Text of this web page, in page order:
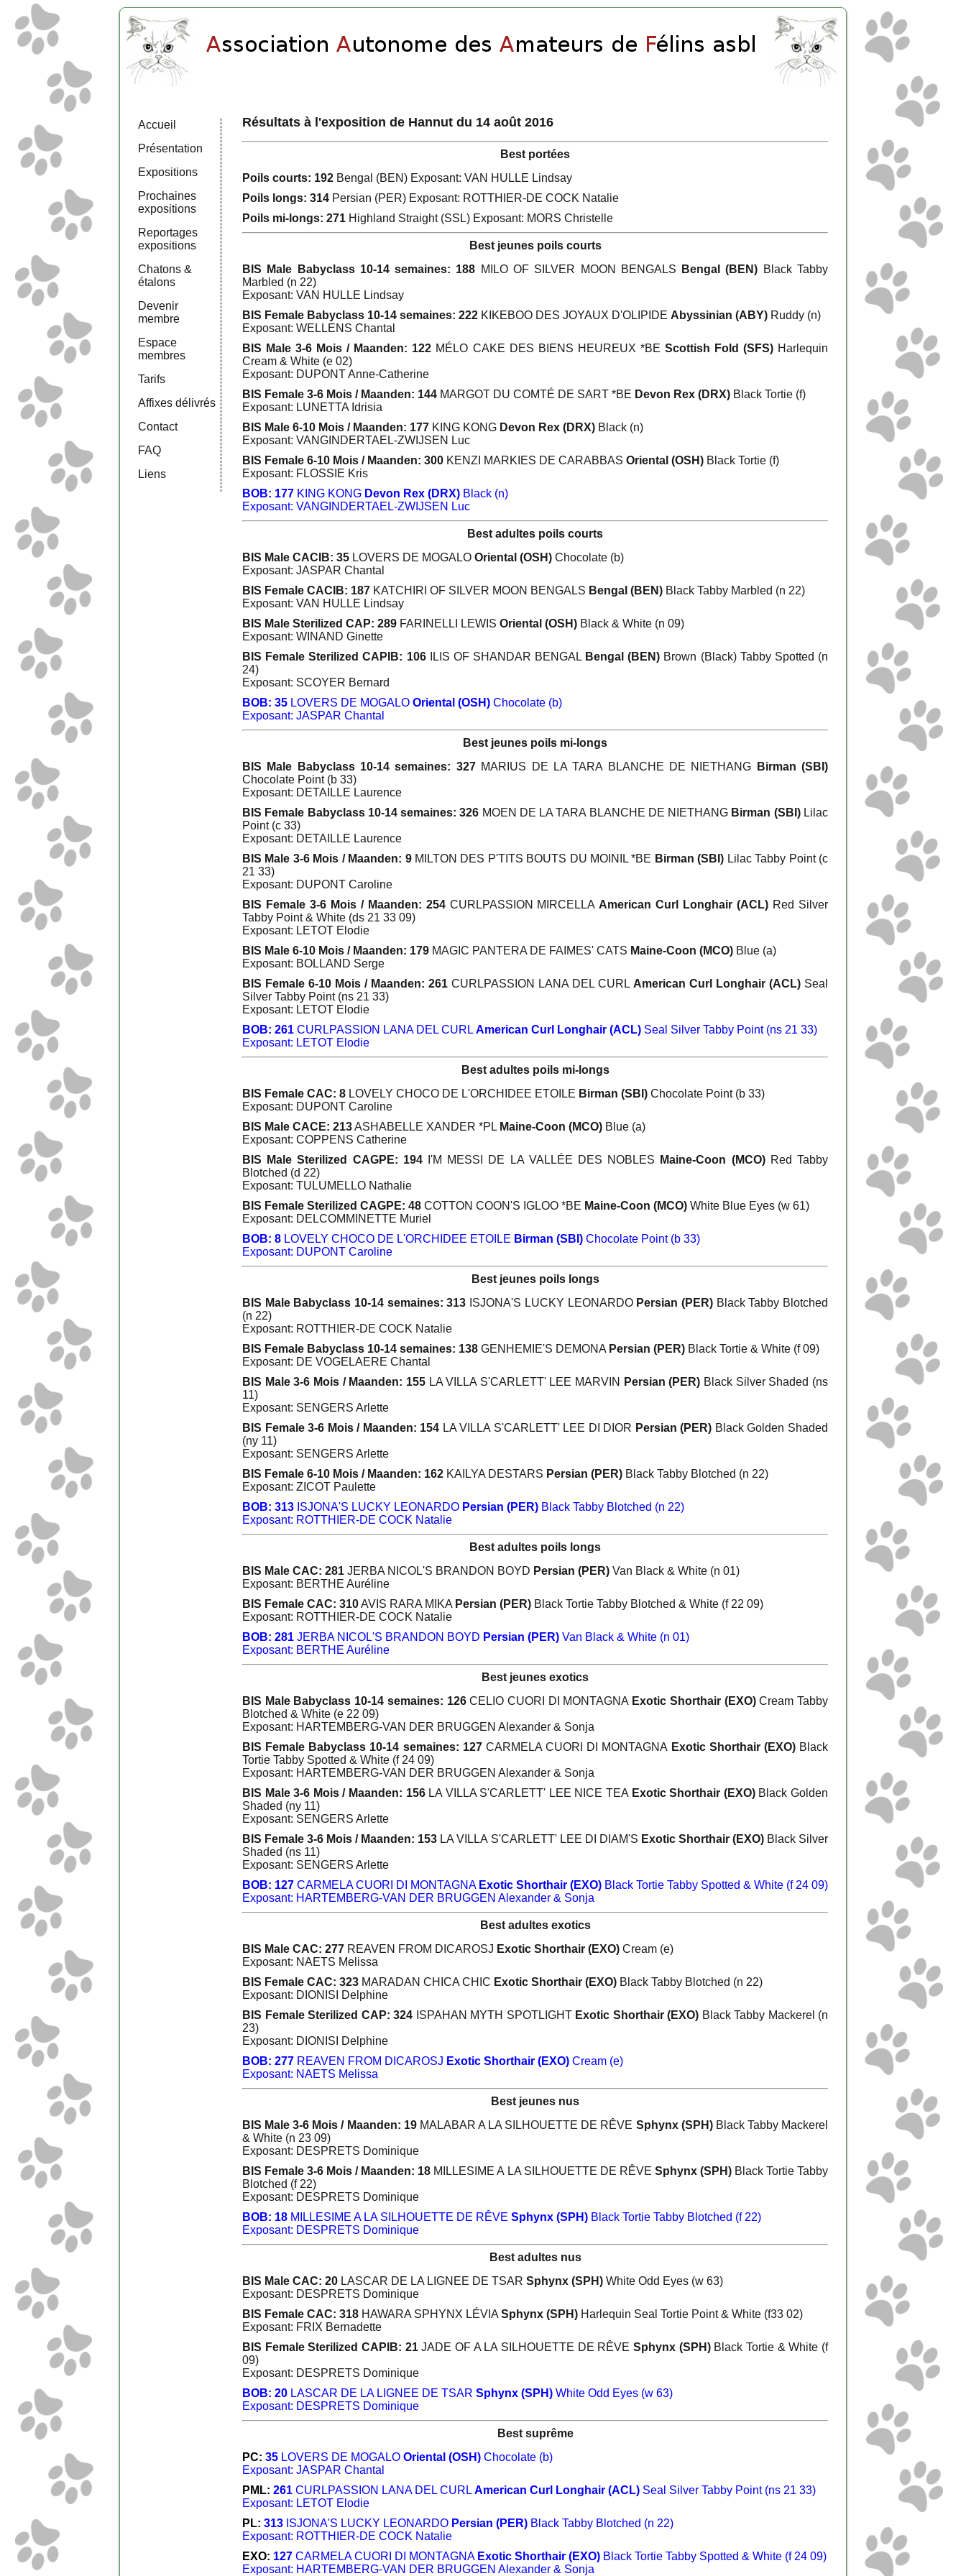
Accueil
Présentation
Expositions
Prochaines
expositions
Reportages
expositions
Chatons &
étalons
Devenir
membre
Espace
membres
Tarifs
Affixes délivrés
Contact
FAQ
Liens
Résultats à l'exposition de Hannut du 14 août 2016
Best portées
Poils courts: 192 Bengal (BEN) Exposant: VAN HULLE Lindsay
Poils longs: 314 Persian (PER) Exposant: ROTTHIER-DE COCK Natalie
Poils mi-longs: 271 Highland Straight (SSL) Exposant: MORS Christelle
Best jeunes poils courts
BIS Male Babyclass 10-14 semaines: 188 MILO OF SILVER MOON BENGALS Bengal (BEN) Black Tabby
Marbled (n 22)
Exposant: VAN HULLE Lindsay
BIS Female Babyclass 10-14 semaines: 222 KIKEBOO DES JOYAUX D'OLIPIDE Abyssinian (ABY) Ruddy (n)
Exposant: WELLENS Chantal
BIS Male 3-6 Mois / Maanden: 122 MÉLO CAKE DES BIENS HEUREUX *BE Scottish Fold (SFS)Harlequin
Cream & White (e 02)
Exposant: DUPONT Anne-Catherine
BIS Female 3-6 Mois / Maanden: 144 MARGOT DU COMTÉ DE SART *BE Devon Rex (DRX) Black Tortie (f)
Exposant: LUNETTA Idrisia
BIS Male 6-10 Mois / Maanden: 177 KING KONG Devon Rex (DRX) Black (n)
Exposant: VANGINDERTAEL-ZWIJSEN Luc
BIS Female 6-10 Mois / Maanden: 300 KENZI MARKIES DE CARABBAS Oriental (OSH) Black Tortie (f)
Exposant: FLOSSIE Kris
BOB: 177 KING KONG Devon Rex (DRX) Black (n)
Exposant: VANGINDERTAEL-ZWIJSEN Luc
Best adultes poils courts
BIS Male CACIB: 35 LOVERS DE MOGALO Oriental (OSH) Chocolate (b)
Exposant: JASPAR Chantal
BIS Female CACIB: 187 KATCHIRI OF SILVER MOON BENGALS Bengal (BEN) Black Tabby Marbled (n 22)
Exposant: VAN HULLE Lindsay
BIS Male Sterilized CAP: 289 FARINELLI LEWIS Oriental (OSH) Black & White (n 09)
Exposant: WINAND Ginette
BIS Female Sterilized CAPIB: 106ILIS OF SHANDAR BENGAL Bengal (BEN) Brown (Black) Tabby Spotted (n
24)
Exposant: SCOYER Bernard
BOB: 35 LOVERS DE MOGALO Oriental (OSH) Chocolate (b)
Exposant: JASPAR Chantal
Best jeunes poils mi-longs
BIS Male Babyclass 10-14 semaines: 327MARIUS DE LA TARA BLANCHE DE NIETHANG
Birman (SBI)
Chocolate Point (b 33)
Exposant: DETAILLE Laurence
BIS Female Babyclass 10-14 semaines: 326 MOEN DE LA TARA BLANCHE DE NIETHANG Birman (SBI)Lilac
Point (c 33)
Exposant: DETAILLE Laurence
BIS Male 3-6 Mois / Maanden: 9MILTON DES P'TITS BOUTS DU MOINIL *BE Birman (SBI) Lilac Tabby Point (c
21 33)
Exposant: DUPONT Caroline
BIS Female 3-6 Mois / Maanden: 254CURLPASSION MIRCELLA American Curl Longhair (ACL) Red Silver
Tabby Point & White (ds 21 33 09)
Exposant: LETOT Elodie
BIS Male 6-10 Mois / Maanden: 179 MAGIC PANTERA DE FAIMES' CATS Maine-Coon (MCO) Blue (a)
Exposant: BOLLAND Serge
BIS Female 6-10 Mois / Maanden: 261 CURLPASSION LANA DEL CURL American Curl Longhair (ACL) Seal
Silver Tabby Point (ns 21 33)
Exposant: LETOT Elodie
BOB: 261 CURLPASSION LANA DEL CURL American Curl Longhair (ACL) Seal Silver Tabby Point (ns 21 33)
Exposant: LETOT Elodie
Best adultes poils mi-longs
BIS Female CAC: 8 LOVELY CHOCO DE L'ORCHIDEE ETOILE Birman (SBI) Chocolate Point (b 33)
Exposant: DUPONT Caroline
BIS Male CACE: 213ASHABELLE XANDER *PL Maine-Coon (MCO) Blue (a)
Exposant: COPPENS Catherine
BIS Male Sterilized CAGPE: 194I'M MESSI DE LA VALLÉE DES NOBLES Maine-Coon (MCO)Red Tabby
Blotched (d 22)
Exposant: TULUMELLO Nathalie
BIS Female Sterilized CAGPE: 48 COTTON COON'S IGLOO *BE Maine-Coon (MCO) White Blue Eyes (w 61)
Exposant: DELCOMMINETTE Muriel
BOB: 8 LOVELY CHOCO DE L'ORCHIDEE ETOILE Birman (SBI) Chocolate Point (b 33)
Exposant: DUPONT Caroline
Best jeunes poils longs
BIS Male Babyclass 10-14 semaines: 313 ISJONA'S LUCKY LEONARDO Persian (PER)Black Tabby Blotched
(n 22)
Exposant: ROTTHIER-DE COCK Natalie
BIS Female Babyclass 10-14 semaines: 138 GENHEMIE'S DEMONA Persian (PER) Black Tortie & White (f 09)
Exposant: DE VOGELAERE Chantal
BIS Male 3-6 Mois / Maanden: 155LA VILLA S'CARLETT' LEE MARVIN Persian (PER) Black Silver Shaded (ns
11)
Exposant: SENGERS Arlette
BIS Female 3-6 Mois / Maanden: 154 LA VILLA S'CARLETT' LEE DI DIOR Persian (PER) Black Golden Shaded
(ny 11)
Exposant: SENGERS Arlette
BIS Female 6-10 Mois / Maanden: 162 KAILYA DESTARS Persian (PER) Black Tabby Blotched (n 22)
Exposant: ZICOT Paulette
BOB: 313 ISJONA'S LUCKY LEONARDO Persian (PER) Black Tabby Blotched (n 22)
Exposant: ROTTHIER-DE COCK Natalie
Best adultes poils longs
BIS Male CAC: 281 JERBA NICOL'S BRANDON BOYD Persian (PER) Van Black & White (n 01)
Exposant: BERTHE Auréline
BIS Female CAC: 310AVIS RARA MIKA Persian (PER) Black Tortie Tabby Blotched & White (f 22 09)
Exposant: ROTTHIER-DE COCK Natalie
BOB: 281 JERBA NICOL'S BRANDON BOYD Persian (PER) Van Black & White (n 01)
Exposant: BERTHE Auréline
Best jeunes exotics
BIS Male Babyclass 10-14 semaines: 126CELIO CUORI DI MONTAGNA Exotic Shorthair (EXO)Cream Tabby
Blotched & White (e 22 09)
Exposant: HARTEMBERG-VAN DER BRUGGEN Alexander & Sonja
BIS Female Babyclass 10-14 semaines: 127CARMELA CUORI DI MONTAGNA Exotic Shorthair (EXO)Black
Tortie Tabby Spotted & White (f 24 09)
Exposant: HARTEMBERG-VAN DER BRUGGEN Alexander & Sonja
BIS Male 3-6 Mois / Maanden: 156LA VILLA S'CARLETT' LEE NICE TEA Exotic Shorthair (EXO)Black Golden
Shaded (ny 11)
Exposant: SENGERS Arlette
BIS Female 3-6 Mois / Maanden: 153 LA VILLA S'CARLETT' LEE DI DIAM'S Exotic Shorthair (EXO)Black Silver
Shaded (ns 11)
Exposant: SENGERS Arlette
BOB: 127 CARMELA CUORI DI MONTAGNA Exotic Shorthair (EXO) Black Tortie Tabby Spotted & White (f 24 09)
Exposant: HARTEMBERG-VAN DER BRUGGEN Alexander & Sonja
Best adultes exotics
BIS Male CAC: 277 REAVEN FROM DICAROSJ Exotic Shorthair (EXO) Cream (e)
Exposant: NAETS Melissa
BIS Female CAC: 323 MARADAN CHICA CHIC Exotic Shorthair (EXO) Black Tabby Blotched (n 22)
Exposant: DIONISI Delphine
BIS Female Sterilized CAP: 324 ISPAHAN MYTH SPOTLIGHT Exotic Shorthair (EXO) Black Tabby Mackerel (n
23)
Exposant: DIONISI Delphine
BOB: 277 REAVEN FROM DICAROSJ Exotic Shorthair (EXO) Cream (e)
Exposant: NAETS Melissa
Best jeunes nus
BIS Male 3-6 Mois / Maanden: 19MALABAR A LA SILHOUETTE DE RÊVE Sphynx (SPH)Black Tabby Mackerel
& White (n 23 09)
Exposant: DESPRETS Dominique
BIS Female 3-6 Mois / Maanden: 18 MILLESIME A LA SILHOUETTE DE RÊVE Sphynx (SPH)Black Tortie Tabby
Blotched (f 22)
Exposant: DESPRETS Dominique
BOB: 18 MILLESIME A LA SILHOUETTE DE RÊVE Sphynx (SPH) Black Tortie Tabby Blotched (f 22)
Exposant: DESPRETS Dominique
Best adultes nus
BIS Male CAC: 20 LASCAR DE LA LIGNEE DE TSAR Sphynx (SPH) White Odd Eyes (w 63)
Exposant: DESPRETS Dominique
BIS Female CAC: 318 HAWARA SPHYNX LÉVIA Sphynx (SPH) Harlequin Seal Tortie Point & White (f33 02)
Exposant: FRIX Bernadette
BIS Female Sterilized CAPIB: 21JADE OF A LA SILHOUETTE DE RÊVESphynx (SPH)Black Tortie & White (f
09)
Exposant: DESPRETS Dominique
BOB: 20 LASCAR DE LA LIGNEE DE TSAR Sphynx (SPH) White Odd Eyes (w 63)
Exposant: DESPRETS Dominique
Best suprême
PC: 35 LOVERS DE MOGALO Oriental (OSH) Chocolate (b)
Exposant: JASPAR Chantal
PML: 261 CURLPASSION LANA DEL CURL American Curl Longhair (ACL) Seal Silver Tabby Point (ns 21 33)
Exposant: LETOT Elodie
PL: 313 ISJONA'S LUCKY LEONARDO Persian (PER) Black Tabby Blotched (n 22)
Exposant: ROTTHIER-DE COCK Natalie
EXO: 127 CARMELA CUORI DI MONTAGNA Exotic Shorthair (EXO) Black Tortie Tabby Spotted & White (f 24 09)
Exposant: HARTEMBERG-VAN DER BRUGGEN Alexander & Sonja